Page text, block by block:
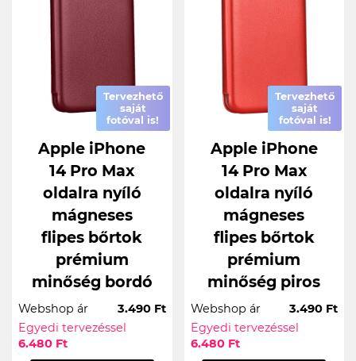
Tervezhető
saját
fotóval is!
Apple iPhone
14 Pro Max
oldalra nyíló
mágneses
flipes bőrtok
prémium
minőség bordó
Webshop ár
3.490 Ft
Egyedi tervezéssel
6.480 Ft
Tervezhető
saját
fotóval is!
Apple iPhone
14 Pro Max
oldalra nyíló
mágneses
flipes bőrtok
prémium
minőség piros
Webshop ár
3.490 Ft
Egyedi tervezéssel
6.480 Ft